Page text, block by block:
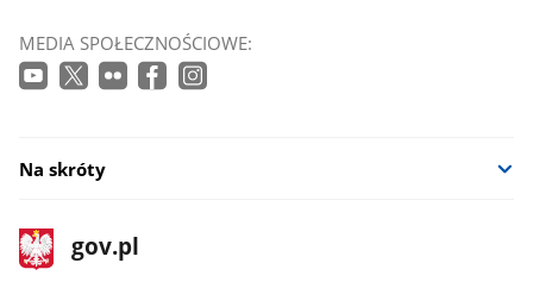
MEDIA SPOŁECZNOŚCIOWE:
Na skróty
stopka
gov.pl
Strona
gov.pl